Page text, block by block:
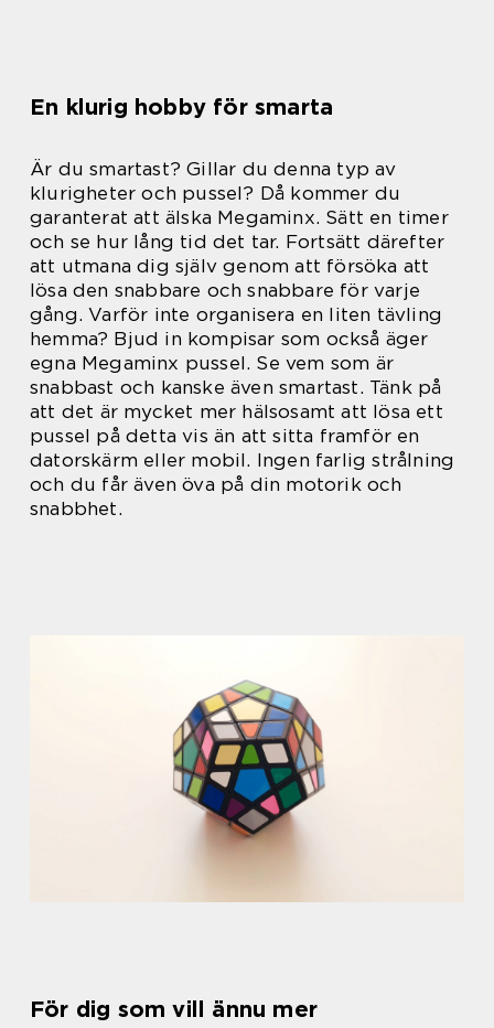
En klurig hobby för smarta
Är du smartast? Gillar du denna typ av
klurigheter och pussel? Då kommer du
garanterat att älska Megaminx. Sätt en timer
och se hur lång tid det tar. Fortsätt därefter
att utmana dig själv genom att försöka att
lösa den snabbare och snabbare för varje
gång. Varför inte organisera en liten tävling
hemma? Bjud in kompisar som också äger
egna Megaminx pussel. Se vem som är
snabbast och kanske även smartast. Tänk på
att det är mycket mer hälsosamt att lösa ett
pussel på detta vis än att sitta framför en
datorskärm eller mobil. Ingen farlig strålning
och du får även öva på din motorik och
snabbhet.
För dig som vill ännu mer